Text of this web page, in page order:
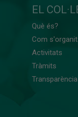
EL
Què és?
Com
Activitats
Tràmits
Transparència